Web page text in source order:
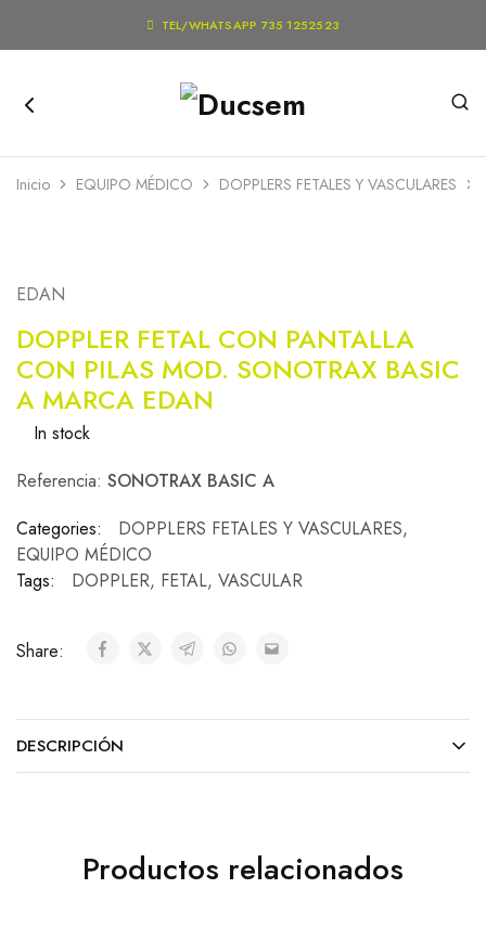
 TEL/WHATSAPP 735 1252523
Inicio EQUIPO MÉDICO DOPPLERS FETALES Y VASCULARES
EDAN
DOPPLER FETAL CON PANTALLA
CON PILAS MOD. SONOTRAX BASIC
A MARCA EDAN
In stock
Referencia: SONOTRAX BASIC A
Categories:
DOPPLERS FETALES Y VASCULARES,
EQUIPO MÉDICO
Tags:
DOPPLER, FETAL, VASCULAR
Share:
DESCRIPCIÓN
Productos relacionados